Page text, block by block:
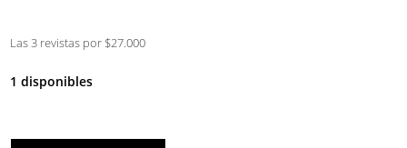
Las 3 revistas por $27.000
1 disponibles